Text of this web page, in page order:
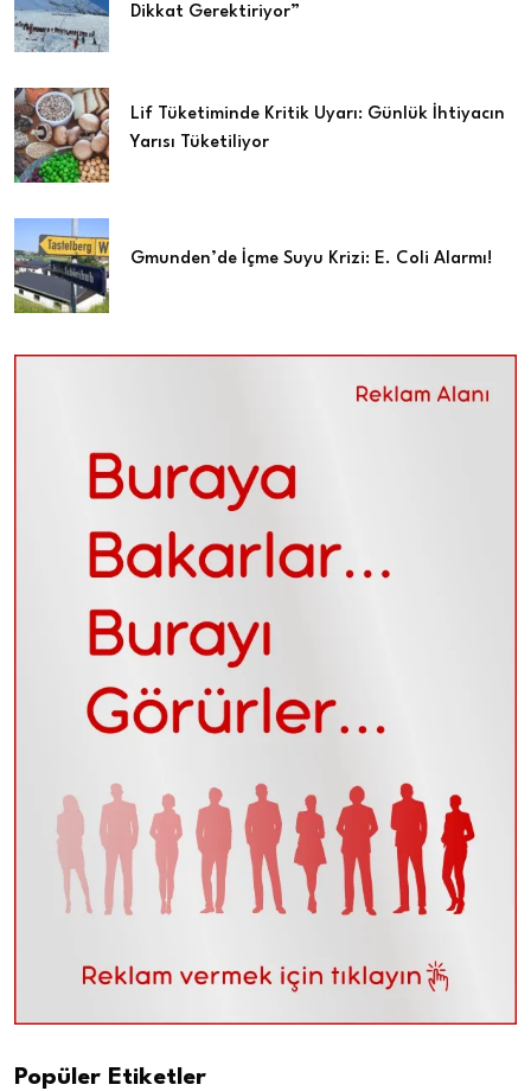
Dikkat Gerektiriyor”
Lif Tüketiminde Kritik Uyarı: Günlük İhtiyacın
Yarısı Tüketiliyor
Gmunden’de İçme Suyu Krizi: E. Coli Alarmı!
Popüler Etiketler